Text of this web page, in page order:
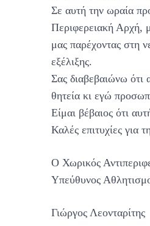
Σε αυτή την ωραία
Περιφερειακή Αρχή,
μας παρέχοντας στη
εξέλιξης.
Σας διαβεβαιώνω
θητεία κι εγώ
Είμαι βέβαιος ότι
Καλές επιτυχίες για
Ο Χωρικός
Υπεύθυνος
Γιώργος Λεονταρίτης